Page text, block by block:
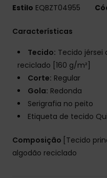
Estilo EQBZT04955
Características
Tecido: Tecido jérsei
reciclado [160 g/m²]
Corte: Regular
Gola: Redonda
Serigrafia no peito
Etiqueta de tecido
Composição [Tecido
algodão reciclado